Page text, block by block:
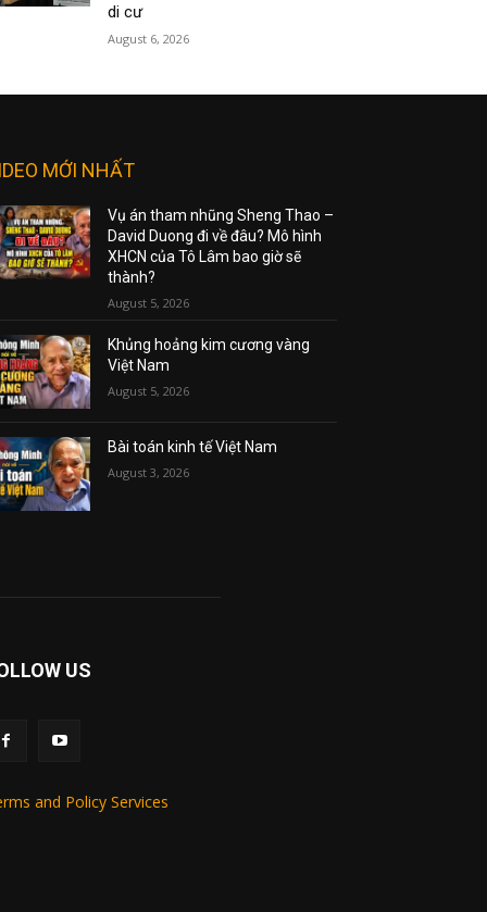
di cư
August 6, 2026
MỚI NHẤT
Vụ án tham nhũng Sheng Thao –
David Duong đi về đâu? Mô hình
XHCN của Tô Lâm bao giờ sẽ
thành?
August 5, 2026
Khủng hoảng kim cương vàng
Việt Nam
August 5, 2026
Bài toán kinh tế Việt Nam
August 3, 2026
US
and Policy Services